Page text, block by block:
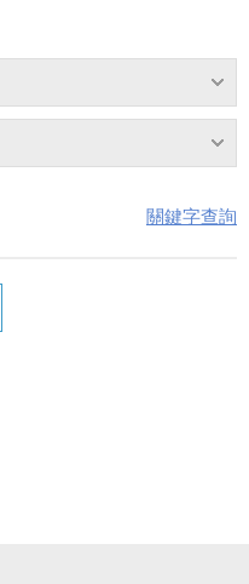
關鍵字查詢